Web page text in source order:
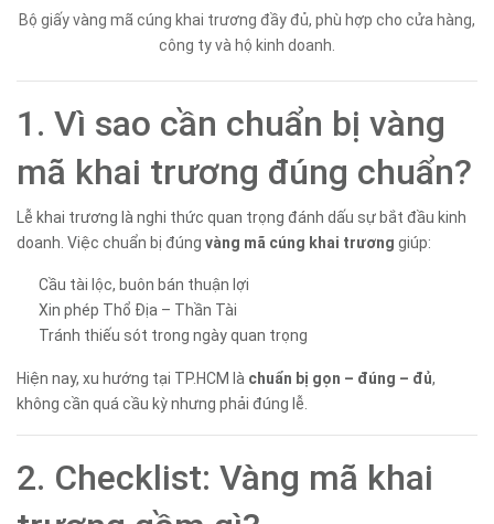
Bộ giấy vàng mã cúng khai trương đầy đủ, phù hợp cho cửa hàng,
công ty và hộ kinh doanh.
1. Vì sao cần chuẩn bị vàng
mã khai trương đúng chuẩn?
Lễ khai trương là nghi thức quan trọng đánh dấu sự bắt đầu kinh
doanh. Việc chuẩn bị đúng vàng mã cúng khai trương giúp:
Cầu tài lộc, buôn bán thuận lợi
Xin phép Thổ Địa – Thần Tài
Tránh thiếu sót trong ngày quan trọng
Hiện nay, xu hướng tại TP.HCM là chuẩn bị gọn – đúng – đủ,
không cần quá cầu kỳ nhưng phải đúng lễ.
2. Checklist: Vàng mã khai